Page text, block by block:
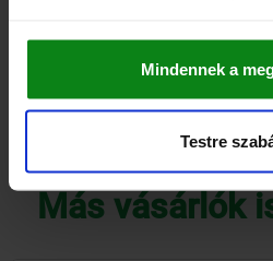
Mindennek a
Testre
Más vásárlók